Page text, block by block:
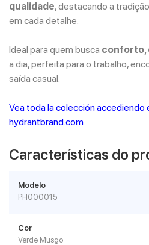
qualidade, destacando a
em cada detalhe.
Ideal para quem busca conforto,
a dia, perfeita para o trabalho,
saída casual.
Vea toda la colección accediendo
hydrantbrand.com
Características do
Modelo
PH000015
Cor
Verde Musgo